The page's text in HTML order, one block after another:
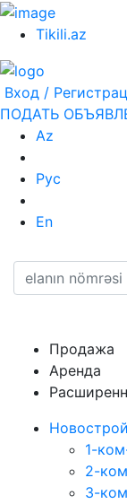
Tikili.az
Вход /
ПОДАТЬ
Az
Рус
En
Продажа
Аренда
1-
2-
3-